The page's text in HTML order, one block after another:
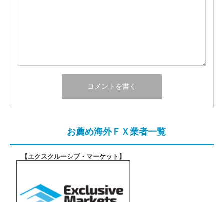
お薦め海外ＦＸ業者一覧
【エクスクルーシブ・マーケット 】